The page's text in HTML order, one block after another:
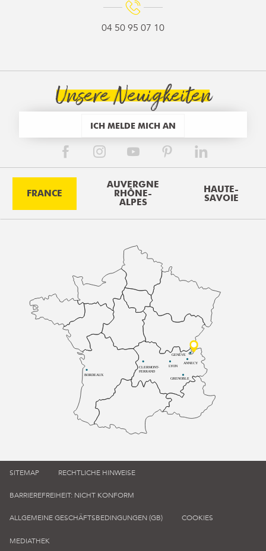
04 50 95 07 10
Unsere Neuigkeiten
ICH MELDE MICH AN
FRANCE
AUVERGNE
RHÔNE-
ALPES
HAUTE-
SAVOIE
BORDEAUX
CLERMONT-
FERRAND
LYON
ANNECY
GRENOBLE
GENÈVE
SITEMAP RECHTLICHE HINWEISE
BARRIEREFREIHEIT: NICHT KONFORM
ALLGEMEINE GESCHÄFTSBEDINGUNGEN (GB) COOKIES
MEDIATHEK